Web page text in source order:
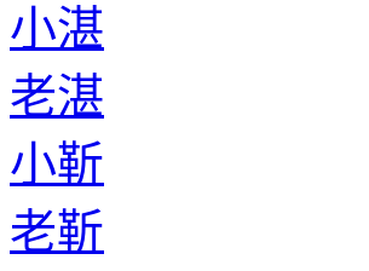
小湛
老湛
小靳
老靳